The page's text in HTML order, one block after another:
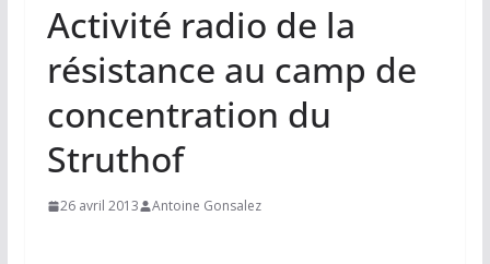
Activité radio de la
résistance au camp de
concentration du
Struthof
26 avril 2013 Antoine Gonsalez